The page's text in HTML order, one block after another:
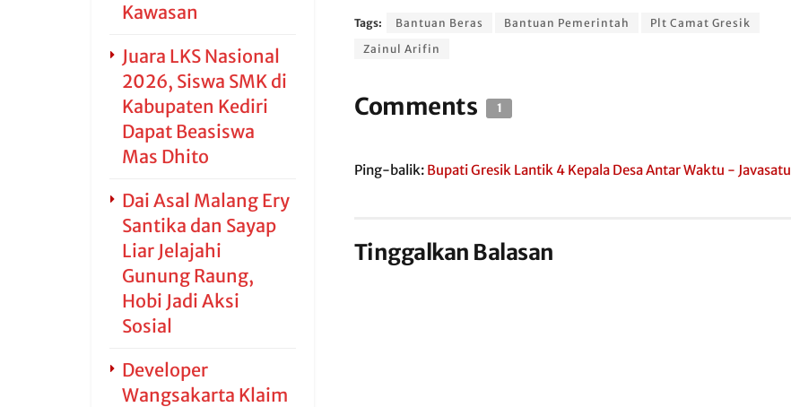
Tags: Bantuan Beras Bantuan Pemerintah
Plt Camat Gresik
Zainul Arifin
Comments 1
Ping-balik: Bupati Gresik Lantik 4 Kepala Desa Antar Waktu - Javasatu
Tinggalkan Balasan
Kawasan
Juara LKS Nasional
2026, Siswa SMK di
Kabupaten Kediri
Dapat Beasiswa
Mas Dhito
Dai Asal Malang Ery
Santika dan Sayap
Liar Jelajahi
Gunung Raung,
Hobi Jadi Aksi
Sosial
Developer
Wangsakarta Klaim